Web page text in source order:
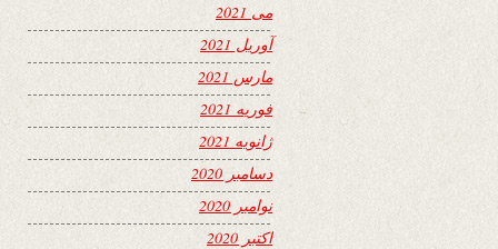
می 2021
آوریل 2021
مارس 2021
فوریه 2021
ژانویه 2021
دسامبر 2020
نوامبر 2020
اکتبر 2020